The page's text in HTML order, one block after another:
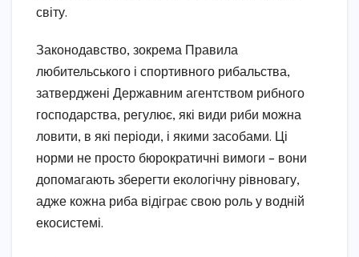
світу.
Законодавство, зокрема Правила
любительського і спортивного рибальства,
затверджені Державним агентством рибного
господарства, регулює, які види риби можна
ловити, в які періоди, і якими засобами. Ці
норми не просто бюрократичні вимоги – вони
допомагають зберегти екологічну рівновагу,
адже кожна риба відіграє свою роль у водній
екосистемі.